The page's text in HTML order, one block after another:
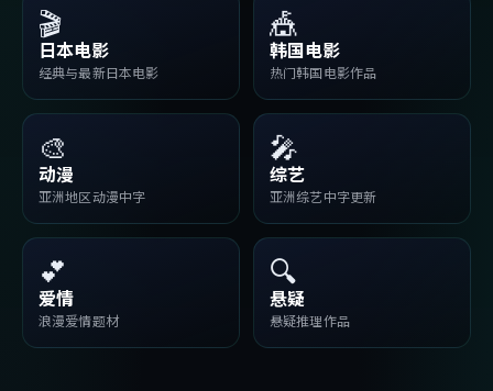
🎬
日本电影
经典与最新日本电影
🎪
韩国电影
热门韩国电影作品
🎨
动漫
亚洲地区动漫中字
🎤
综艺
亚洲综艺中字更新
💕
爱情
浪漫爱情题材
🔍
悬疑
悬疑推理作品